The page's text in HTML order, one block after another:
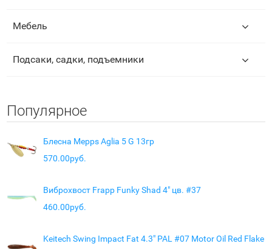
Мебель
Подсаки, садки, подъемники
Популярное
Блесна Mepps Aglia 5 G 13гр
570.00руб.
Виброхвост Frapp Funky Shad 4" цв. #37
460.00руб.
Keitech Swing Impact Fat 4.3" PAL #07 Motor Oil Red Flake